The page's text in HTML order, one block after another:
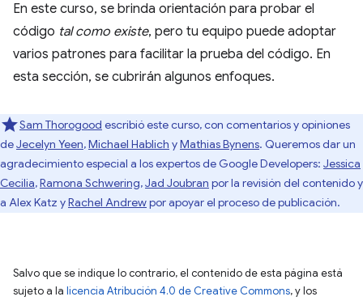
En este curso, se brinda orientación para probar el
código tal como existe, pero tu equipo puede adoptar
varios patrones para facilitar la prueba del código. En
esta sección, se cubrirán algunos enfoques.
Sam Thorogood escribió este curso, con comentarios y opiniones
deJecelyn Yeen,Michael Hablich yMathias Bynens. Queremos dar un
agradecimiento especial a los expertos de Google Developers: Jessica
Cecilia,Ramona Schwering,Jad Joubran por la revisión del contenido y
a Alex Katz yRachel Andrewpor apoyar el proceso de publicación.
Salvo que se indique lo contrario, el contenido de esta página está
sujeto a la licencia Atribución 4.0 de Creative Commons, y los